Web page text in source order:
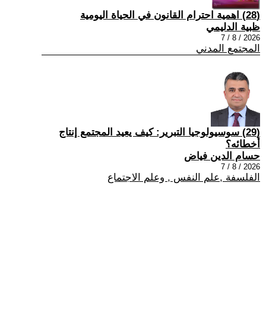
(28) اهمية احترام القانون في الحياة اليومية
ظبية الدليمي
2026 / 8 / 7
المجتمع المدني
(29) سوسيولوجيا التبرير: كيف يعيد المجتمع إنتاج
أخطائه؟
حسام الدين فياض
2026 / 8 / 7
الفلسفة ,علم النفس , وعلم الاجتماع